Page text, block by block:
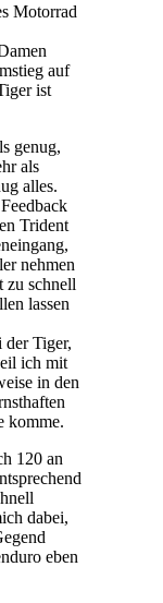
Motorrad
auf
ist
genug,
als
alles.
Trident
nehmen
zu schnell
lassen
der Tiger,
ich mit
in den
komme.
120 an
dabei,
eben